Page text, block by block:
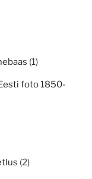
(1)
foto 1850-
(2)